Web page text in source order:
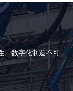
、数字化制造不可